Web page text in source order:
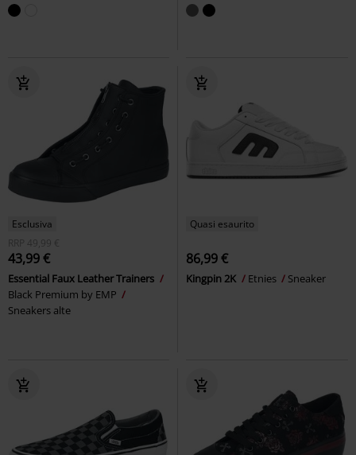
Esclusiva
RRP
49,99 €
43,99 €
Essential Faux Leather Trainers
Black Premium by EMP
Sneakers alte
Quasi esaurito
86,99 €
Kingpin 2K Etnies Sneaker